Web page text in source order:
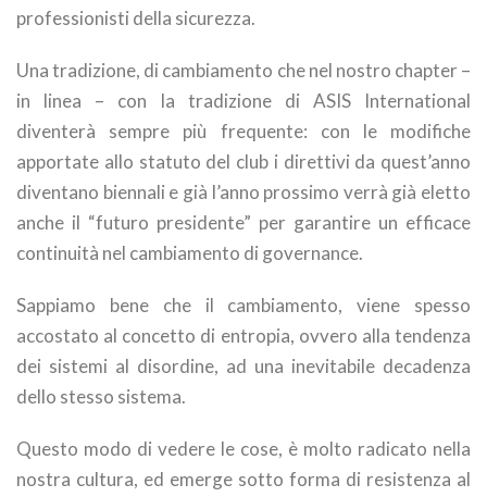
professionisti della sicurezza.
Una tradizione, di cambiamento che nel nostro chapter –
in linea – con la tradizione di ASIS International
diventerà sempre più frequente: con le modifiche
apportate allo statuto del club i direttivi da quest’anno
diventano biennali e già l’anno prossimo verrà già eletto
anche il “futuro presidente” per garantire un efficace
continuità nel cambiamento di governance.
Sappiamo bene che il cambiamento, viene spesso
accostato al concetto di entropia, ovvero alla tendenza
dei sistemi al disordine, ad una inevitabile decadenza
dello stesso sistema.
Questo modo di vedere le cose, è molto radicato nella
nostra cultura, ed emerge sotto forma di resistenza al